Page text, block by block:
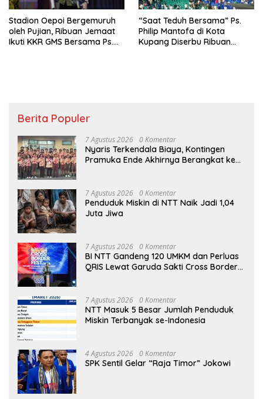
Stadion Oepoi Bergemuruh
oleh Pujian, Ribuan Jemaat
Ikuti KKR GMS Bersama Ps.
“Saat Teduh Bersama” Ps.
Philip Mantofa di Kota
Kupang Diserbu Ribuan
Berita Populer
7 Agustus 2026 0 Komentar
Nyaris Terkendala Biaya, Kontingen
Pramuka Ende Akhirnya Berangkat ke
7 Agustus 2026 0 Komentar
Penduduk Miskin di NTT Naik Jadi 1,04
Juta Jiwa
7 Agustus 2026 0 Komentar
BI NTT Gandeng 120 UMKM dan Perluas
QRIS Lewat Garuda Sakti Cross Border
7 Agustus 2026 0 Komentar
NTT Masuk 5 Besar Jumlah Penduduk
Miskin Terbanyak se-Indonesia
4 Agustus 2026 0 Komentar
SPK Sentil Gelar “Raja Timor” Jokowi